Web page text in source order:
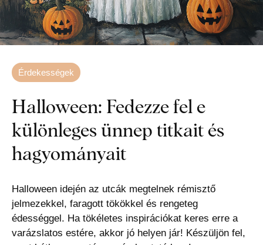
Érdekességek
Halloween: Fedezze fel e
különleges ünnep titkait és
hagyományait
Halloween idején az utcák megtelnek rémisztő
jelmezekkel, faragott tökökkel és rengeteg
édességgel. Ha tökéletes inspirációkat keres erre a
varázslatos estére, akkor jó helyen jár! Készüljön fel,